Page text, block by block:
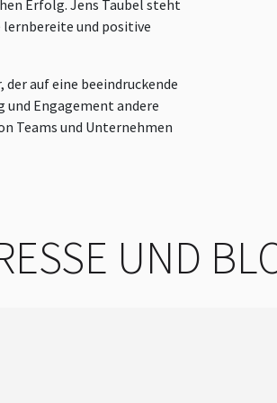
Erfolg. Jens Taubel steht
lernbereite und positive
auf eine beeindruckende
und Engagement andere
Teams und Unternehmen
UND